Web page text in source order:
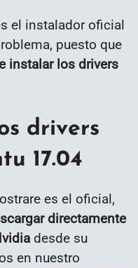
el instalador oficial
puesto que
instalar los drivers
drivers
17.04
es el oficial,
directamente
desde su
en nuestro